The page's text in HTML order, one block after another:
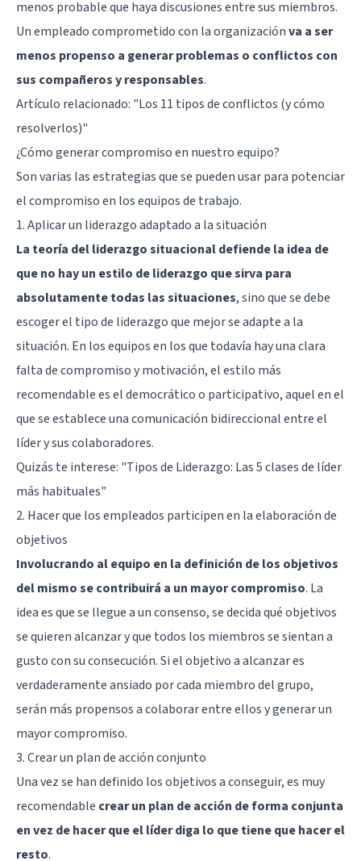
menos probable que haya discusiones entre sus miembros.
Un empleado comprometido con la organizaciónva a ser
menos propenso a generar problemas o conflictos con
sus compañeros y responsables.
Artículo relacionado: "Los 11 tipos de conflictos (y cómo
resolverlos)"
¿Cómo generar compromiso en nuestro equipo?
Son varias las estrategias que se pueden usar para potenciar
el compromiso en los equipos de trabajo.
1. Aplicar un liderazgo adaptado a la situación
La teoría del liderazgo situacional defiende la idea de
que no hay un estilo de liderazgo que sirva para
absolutamente todas las situaciones, sino que se debe
escoger el tipo de liderazgo que mejor se adapte a la
situación. En los equipos en los que todavía hay una clara
falta de compromiso y motivación, el estilo más
recomendable es el democrático o participativo, aquel en el
que se establece una comunicación bidireccional entre el
líder y sus colaboradores.
Quizás te interese: "Tipos de Liderazgo: Las 5 clases de líder
más habituales"
2. Hacer que los empleados participen en la elaboración de
objetivos
Involucrando al equipo en la definición de los objetivos
del mismo se contribuirá a un mayor compromiso. La
idea es que se llegue a un consenso, se decida qué objetivos
se quieren alcanzar y que todos los miembros se sientan a
gusto con su consecución. Si el objetivo a alcanzar es
verdaderamente ansiado por cada miembro del grupo,
serán más propensos a colaborar entre ellos y generar un
mayor compromiso.
3. Crear un plan de acción conjunto
Una vez se han definido los objetivos a conseguir, es muy
recomendable crear un plan de acción de forma conjunta
en vez de hacer que el líder diga lo que tiene que hacer el
resto.